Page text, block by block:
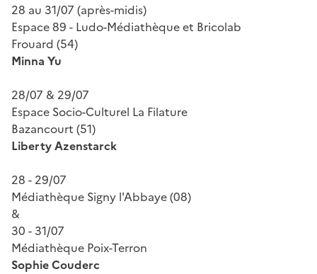
28 au 31/07 (après-midis)
Espace 89 - Ludo-Médiathèque et Bricolab
Frouard (54)
Minna Yu
28/07 & 29/07
Espace Socio-Culturel La Filature
Bazancourt (51)
Liberty Azenstarck
28 - 29/07
Médiathèque Signy l'Abbaye (08)
&
30 - 31/07
Médiathèque Poix-Terron
Sophie Couderc